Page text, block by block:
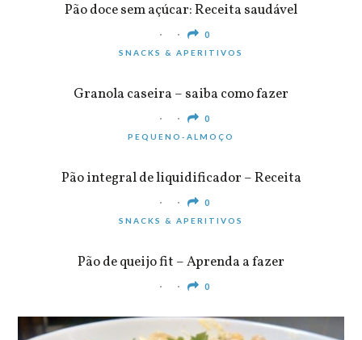
Pão doce sem açúcar: Receita saudável
0
SNACKS & APERITIVOS
Granola caseira – saiba como fazer
0
PEQUENO-ALMOÇO
Pão integral de liquidificador – Receita
0
SNACKS & APERITIVOS
Pão de queijo fit – Aprenda a fazer
0